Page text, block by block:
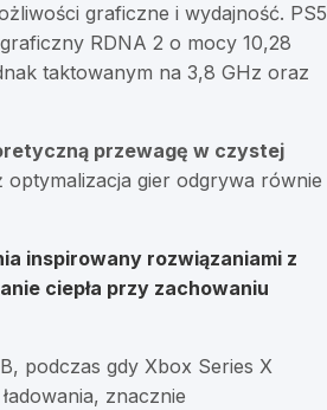
graficzne i wydajność. PS5
RDNA 2 o mocy 10,28
taktowanym na 3,8 GHz oraz
przewagę w czystej
gier odgrywa równie
inspirowany rozwiązaniami z
ciepła przy zachowaniu
podczas gdy Xbox Series X
znacznie